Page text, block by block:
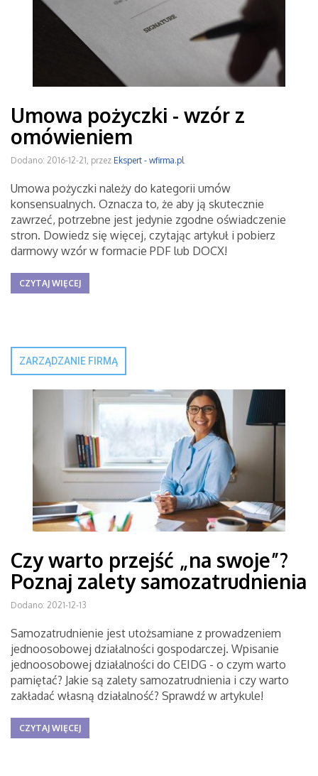
Umowa pożyczki - wzór z
omówieniem
Dodano: 2016-12-21, przez Ekspert - wfirma.pl
Umowa pożyczki należy do kategorii umów
konsensualnych. Oznacza to, że aby ją skutecznie
zawrzeć, potrzebne jest jedynie zgodne oświadczenie
stron. Dowiedz się więcej, czytając artykuł i pobierz
darmowy wzór w formacie PDF lub DOCX!
CZYTAJ WIĘCEJ
ZARZĄDZANIE FIRMĄ
Czy warto przejść „na swoje”?
Poznaj zalety samozatrudnienia
Dodano: 2021-12-13
Samozatrudnienie jest utożsamiane z prowadzeniem
jednoosobowej działalności gospodarczej. Wpisanie
jednoosobowej działalności do CEIDG - o czym warto
pamiętać? Jakie są zalety samozatrudnienia i czy warto
zakładać własną działalność? Sprawdź w artykule!
CZYTAJ WIĘCEJ